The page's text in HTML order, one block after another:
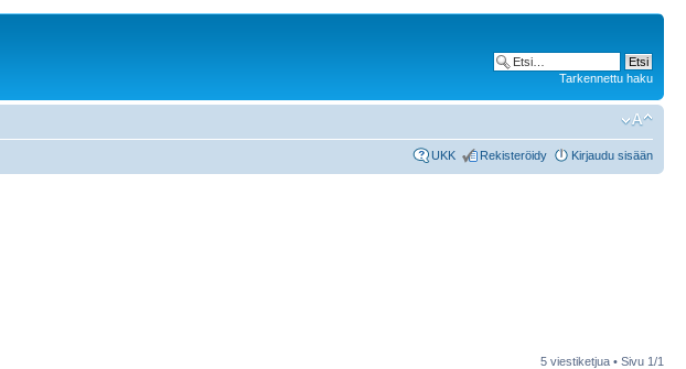
Tarkennettu haku
UKK Rekisteröidy Kirjaudu sisään
5 viestiketjua • Sivu 1/1